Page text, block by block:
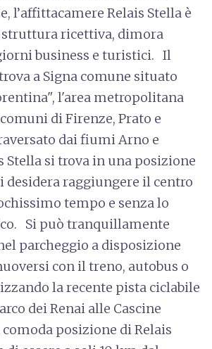
l’affittacamere Relais Stella è
struttura ricettiva, dimora
business e turistici. Il
a Signa comune situato
l'area metropolitana
di Firenze, Prato e
dai fiumi Arno e
Stella si trova in una posizione
desidera raggiungere il centro
tempo e senza lo
Si può tranquillamente
parcheggio a disposizione
con il treno, autobus o
la recente pista ciclabile
dei Renai alle Cascine
posizione di Relais